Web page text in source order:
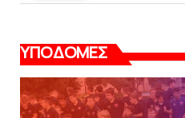
ΥΠΟΔΟΜΕΣ